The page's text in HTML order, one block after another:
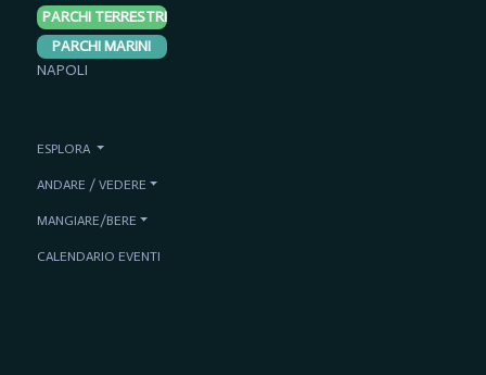
PARCHI TERRESTRI
PARCHI MARINI
NAPOLI
ESPLORA
ANDARE / VEDERE
MANGIARE/BERE
CALENDARIO EVENTI